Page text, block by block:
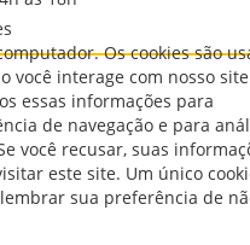
Os cookies são
você interage com nosso
essas informações para
de navegação e para
você recusar, suas
este site. Um único
sua preferência de